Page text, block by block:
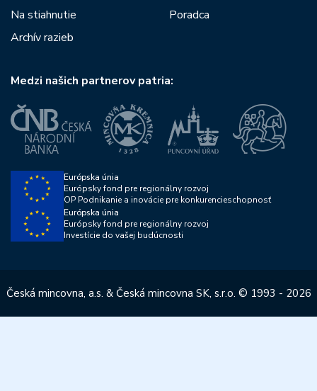
Na stiahnutie
Archív razieb
Poradca
Medzi našich partnerov patria:
Európska únia
Európsky fond pre regionálny rozvoj
OP Podnikanie a inovácie pre konkurencieschopnosť
Európska únia
Európsky fond pre regionálny rozvoj
Investície do vašej budúcnosti
Česká mincovna, a.s. & Česká mincovna SK, s.r.o. © 1993 - 2026